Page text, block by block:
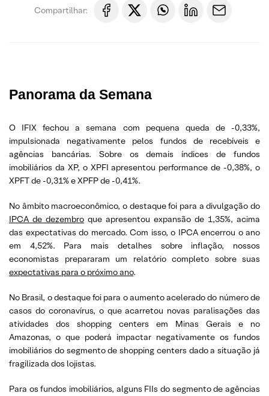
Compartilhar:
Panorama da Semana
O IFIX fechou a semana com pequena queda de -0,33%,
impulsionada negativamente pelos fundos de recebíveis e
agências bancárias. Sobre os demais índices de fundos
imobiliários da XP, o XPFI apresentou performance de -0,38%, o
XPFT de -0,31% e XPFP de -0,41%.
No âmbito macroeconômico, o destaque foi para a divulgação do
IPCA de dezembro que apresentou expansão de 1,35%, acima
das expectativas do mercado. Com isso, o IPCA encerrou o ano
em 4,52%. Para mais detalhes sobre inflação, nossos
economistas prepararam um relatório completo sobre suas
expectativas para o próximo ano.
No Brasil, o destaque foi para o aumento acelerado do número de
casos do coronavírus, o que acarretou novas paralisações das
atividades dos shopping centers em Minas Gerais e no
Amazonas, o que poderá impactar negativamente os fundos
imobiliários do segmento de shopping centers dado a situação já
fragilizada dos lojistas.
Para os fundos imobiliários, alguns FIIs do segmento de agências